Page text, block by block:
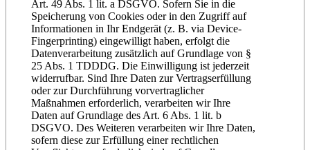
Art. 49 Abs. 1 lit. a DSGVO. Sofern Sie in die
Speicherung von Cookies oder in den Zugriff auf
Informationen in Ihr Endgerät (z. B. via Device-
Fingerprinting) eingewilligt haben, erfolgt die
Datenverarbeitung zusätzlich auf Grundlage von §
25 Abs. 1 TDDDG. Die Einwilligung ist jederzeit
widerrufbar. Sind Ihre Daten zur Vertragserfüllung
oder zur Durchführung vorvertraglicher
Maßnahmen erforderlich, verarbeiten wir Ihre
Daten auf Grundlage des Art. 6 Abs. 1 lit. b
DSGVO. Des Weiteren verarbeiten wir Ihre Daten,
sofern diese zur Erfüllung einer rechtlichen